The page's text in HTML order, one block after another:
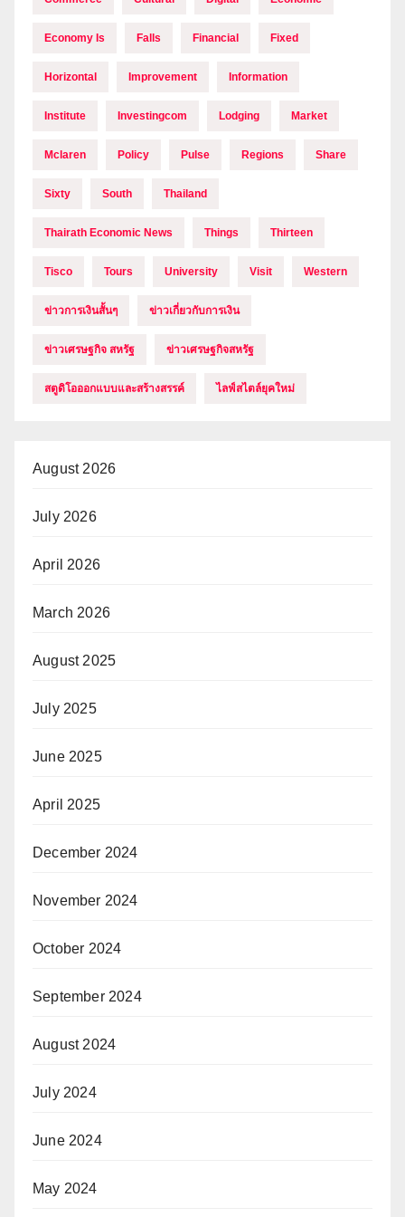
Economy Is Falls Financial Fixed
Horizontal Improvement Information
Institute Investingcom Lodging Market
Mclaren Policy Pulse Regions Share
Sixty South Thailand
Thairath Economic News Things Thirteen
Tisco Tours University Visit Western
ข่าวการเงินสั้นๆ ข่าวเกี่ยวกับการเงิน
ข่าวเศรษฐกิจ สหรัฐ ข่าวเศรษฐกิจสหรัฐ
สตูดิโอออกแบบและสร้างสรรค์ ไลฟ์สไตล์ยุคใหม่
August 2026
July 2026
April 2026
March 2026
August 2025
July 2025
June 2025
April 2025
December 2024
November 2024
October 2024
September 2024
August 2024
July 2024
June 2024
May 2024